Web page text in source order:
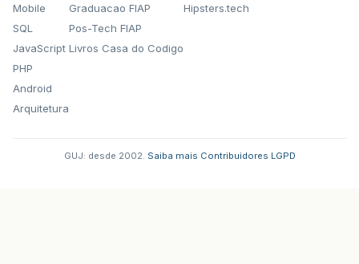
Mobile
SQL
JavaScript
PHP
Android
Arquitetura
Graduacao FIAP
Pos-Tech FIAP
Livros Casa do Codigo
Hipsters.tech
GUJ: desde 2002. Saiba mais Contribuidores LGPD